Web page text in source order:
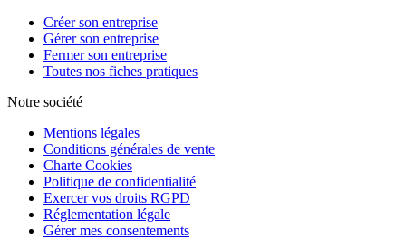
Créer son entreprise
Gérer son entreprise
Fermer son entreprise
Toutes nos fiches pratiques
Notre société
Mentions légales
Conditions générales de vente
Charte Cookies
Politique de confidentialité
Exercer vos droits RGPD
Réglementation légale
Gérer mes consentements